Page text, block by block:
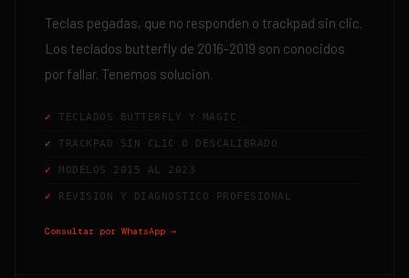
Teclas pegadas, que no responden o trackpad sin clic.
Los teclados butterfly de 2016-2019 son conocidos
por fallar. Tenemos solucion.
TECLADOS BUTTERFLY Y MAGIC
TRACKPAD SIN CLIC O DESCALIBRADO
MODELOS 2015 AL 2023
REVISION Y DIAGNOSTICO PROFESIONAL
Consultar por WhatsApp →